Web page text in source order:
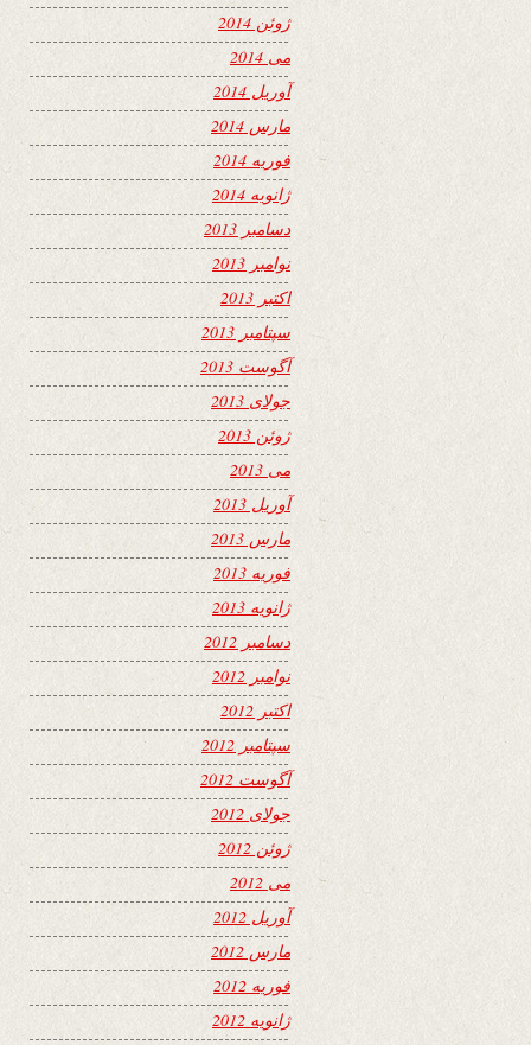
ژوئن 2014
می 2014
آوریل 2014
مارس 2014
فوریه 2014
ژانویه 2014
دسامبر 2013
نوامبر 2013
اکتبر 2013
سپتامبر 2013
آگوست 2013
جولای 2013
ژوئن 2013
می 2013
آوریل 2013
مارس 2013
فوریه 2013
ژانویه 2013
دسامبر 2012
نوامبر 2012
اکتبر 2012
سپتامبر 2012
آگوست 2012
جولای 2012
ژوئن 2012
می 2012
آوریل 2012
مارس 2012
فوریه 2012
ژانویه 2012